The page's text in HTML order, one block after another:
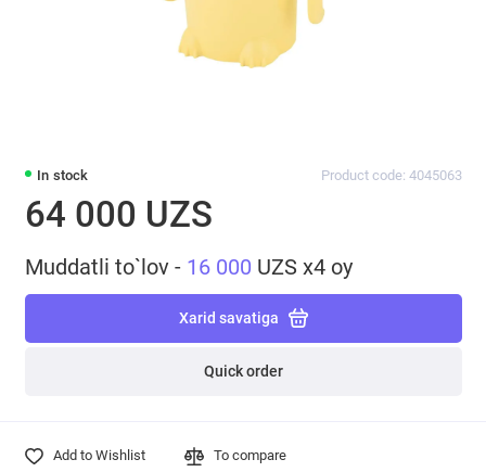
In stock Product code: 4045063
64 000 UZS
Muddatli to`lov - 16 000 UZS x4 oy
Xarid savatiga
Quick order
Add to Wishlist To compare